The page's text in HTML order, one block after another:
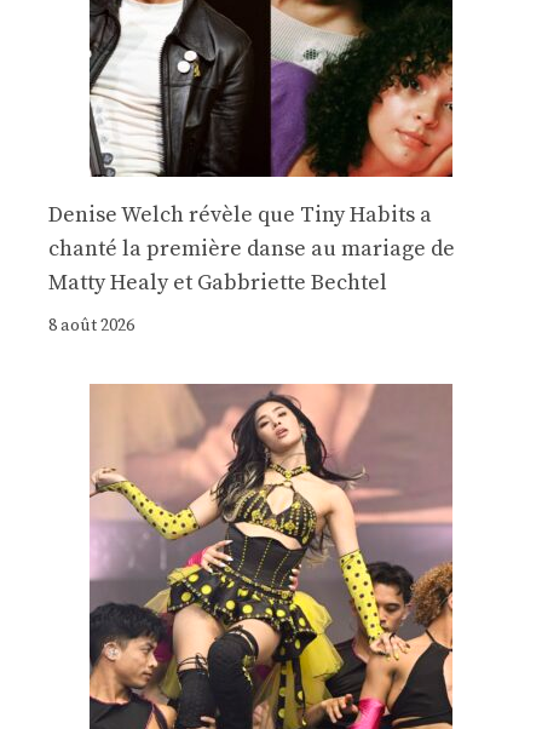
Denise Welch révèle que Tiny Habits a
chanté la première danse au mariage de
Matty Healy et Gabbriette Bechtel
8 août 2026